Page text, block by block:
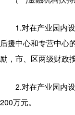
1.对在产业园内
后援中心和专营中心
励，市、区两级财政
2.对在产业园内
200万元。